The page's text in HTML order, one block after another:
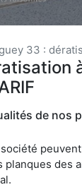
33 :
de nos
planques des